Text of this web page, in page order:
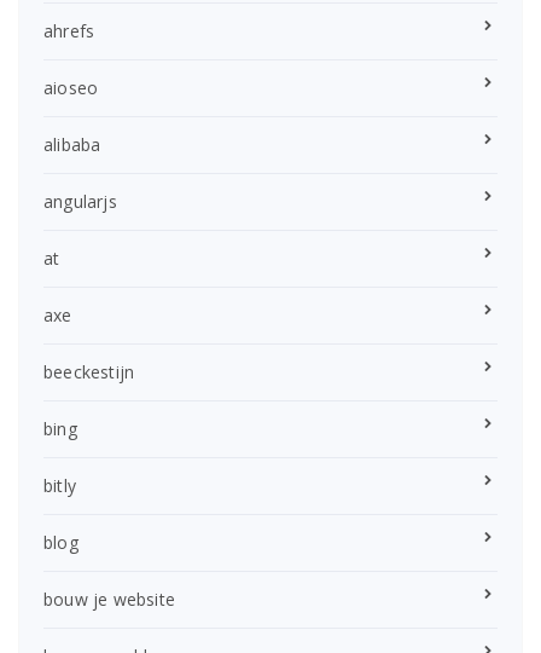
ahrefs
aioseo
alibaba
angularjs
at
axe
beeckestijn
bing
bitly
blog
bouw je website